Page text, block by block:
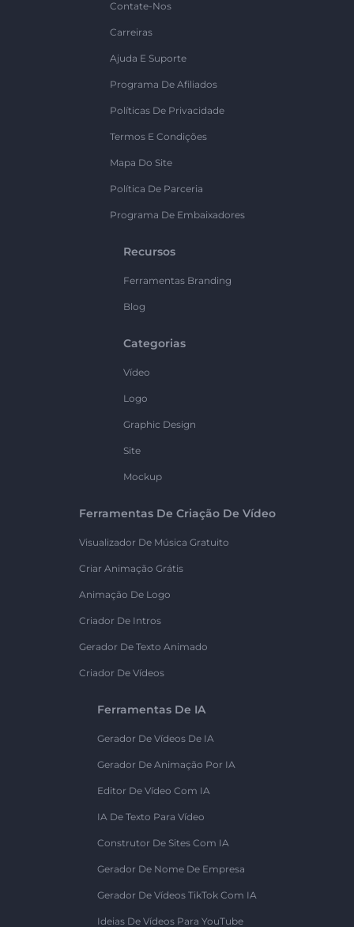
Contate-Nos
Carreiras
Ajuda E Suporte
Programa De Afiliados
Políticas De Privacidade
Termos E Condições
Mapa Do Site
Política De Parceria
Programa De Embaixadores
Recursos
Ferramentas Branding
Blog
Categorias
Vídeo
Logo
Graphic Design
Site
Mockup
Ferramentas De Criação De Vídeo
Visualizador De Música Gratuito
Criar Animação Grátis
Animação De Logo
Criador De Intros
Gerador De Texto Animado
Criador De Vídeos
Ferramentas De IA
Gerador De Vídeos De IA
Gerador De Animação Por IA
Editor De Vídeo Com IA
IA De Texto Para Vídeo
Construtor De Sites Com IA
Gerador De Nome De Empresa
Gerador De Vídeos TikTok Com IA
Ideias De Vídeos Para YouTube